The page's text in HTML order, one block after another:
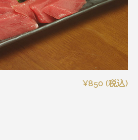
¥850 (税込)